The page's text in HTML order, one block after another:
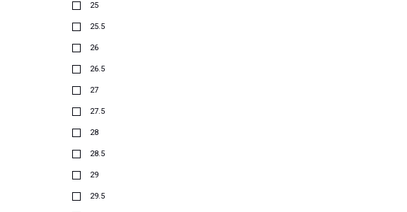
25
25.5
26
26.5
27
27.5
28
28.5
29
29.5